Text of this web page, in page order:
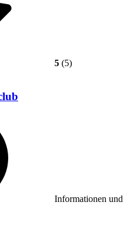
5 (5)
Informationen und